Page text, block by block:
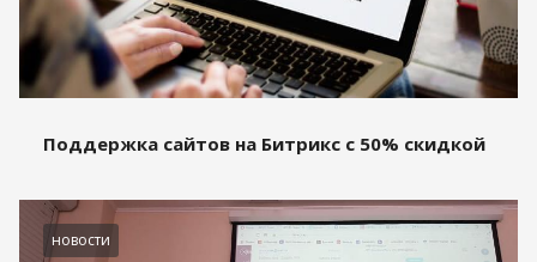
Поддержка сайтов на Битрикс с 50% скидкой
новости